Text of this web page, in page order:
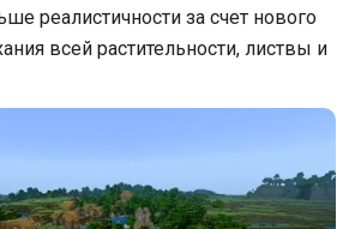
реалистичности за счет нового
всей растительности, листвы и